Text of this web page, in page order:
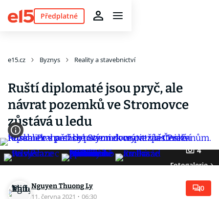
Předplatné
e15.cz Byznys Reality a stavebnictví
Ruští diplomaté jsou pryč, ale
návrat pozemků ve Stromovce
zůstává u ledu
4
Fotogalerie
Nguyen Thuong Ly
11. června 2021 · 06:30
0